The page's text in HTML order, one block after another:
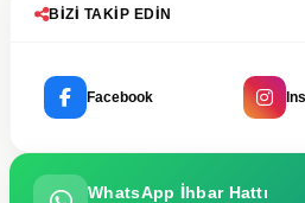
BIZI TAKIP EDIN
Facebook
WhatsApp İhbar Hattı